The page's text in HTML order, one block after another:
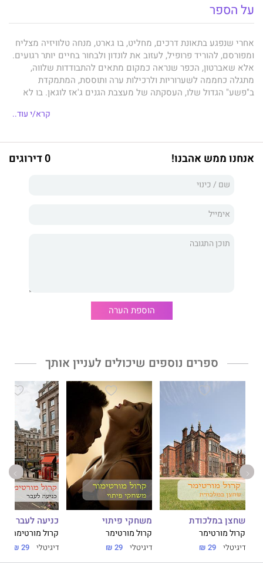
על הספר
אחרי שנפגע בתאונת דרכים, מחליט, בו גארט, מנחה טלוויזיה מצליח
ומפורסם, להוריד פרופיל, לעזוב את לונדון ולבחור בחיים יותר רגועים.
אלא שאברטון, הכפר שנראה כמקום מתאים להתבודדות שלווה,
מתגלה כחממה לשערוריות ולרכילות ערה ותוססת, המתמקדת
ב"פשע" הגדול שלו, העסקתה של מעצבת הגנים ג'אז לוגאן. בו לא
אחרי שהוא מגלה בג'אז עניין רומנטי, מתחילים להגיע מכתבי שטנה
קרא/י עוד..
אנחנו ממש אהבנו! 0 דירוגים
הוספת הערה
ספרים נוספים שיכולים לעניין אותך
שחצן במלכודת
קרול מורטימר
דיגיטלי 29 ₪
משחקי פיתוי
קרול מורטימר
דיגיטלי 29 ₪
כניעה לעבר
קרול מורטימר
דיגיטלי 29 ₪